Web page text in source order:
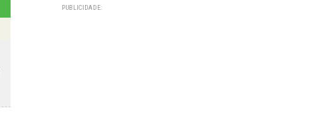
PUBLICIDADE: